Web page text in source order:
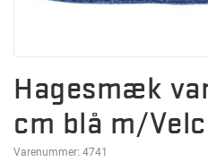
Hagesmæk
cm blå m/
Varenummer: 4741